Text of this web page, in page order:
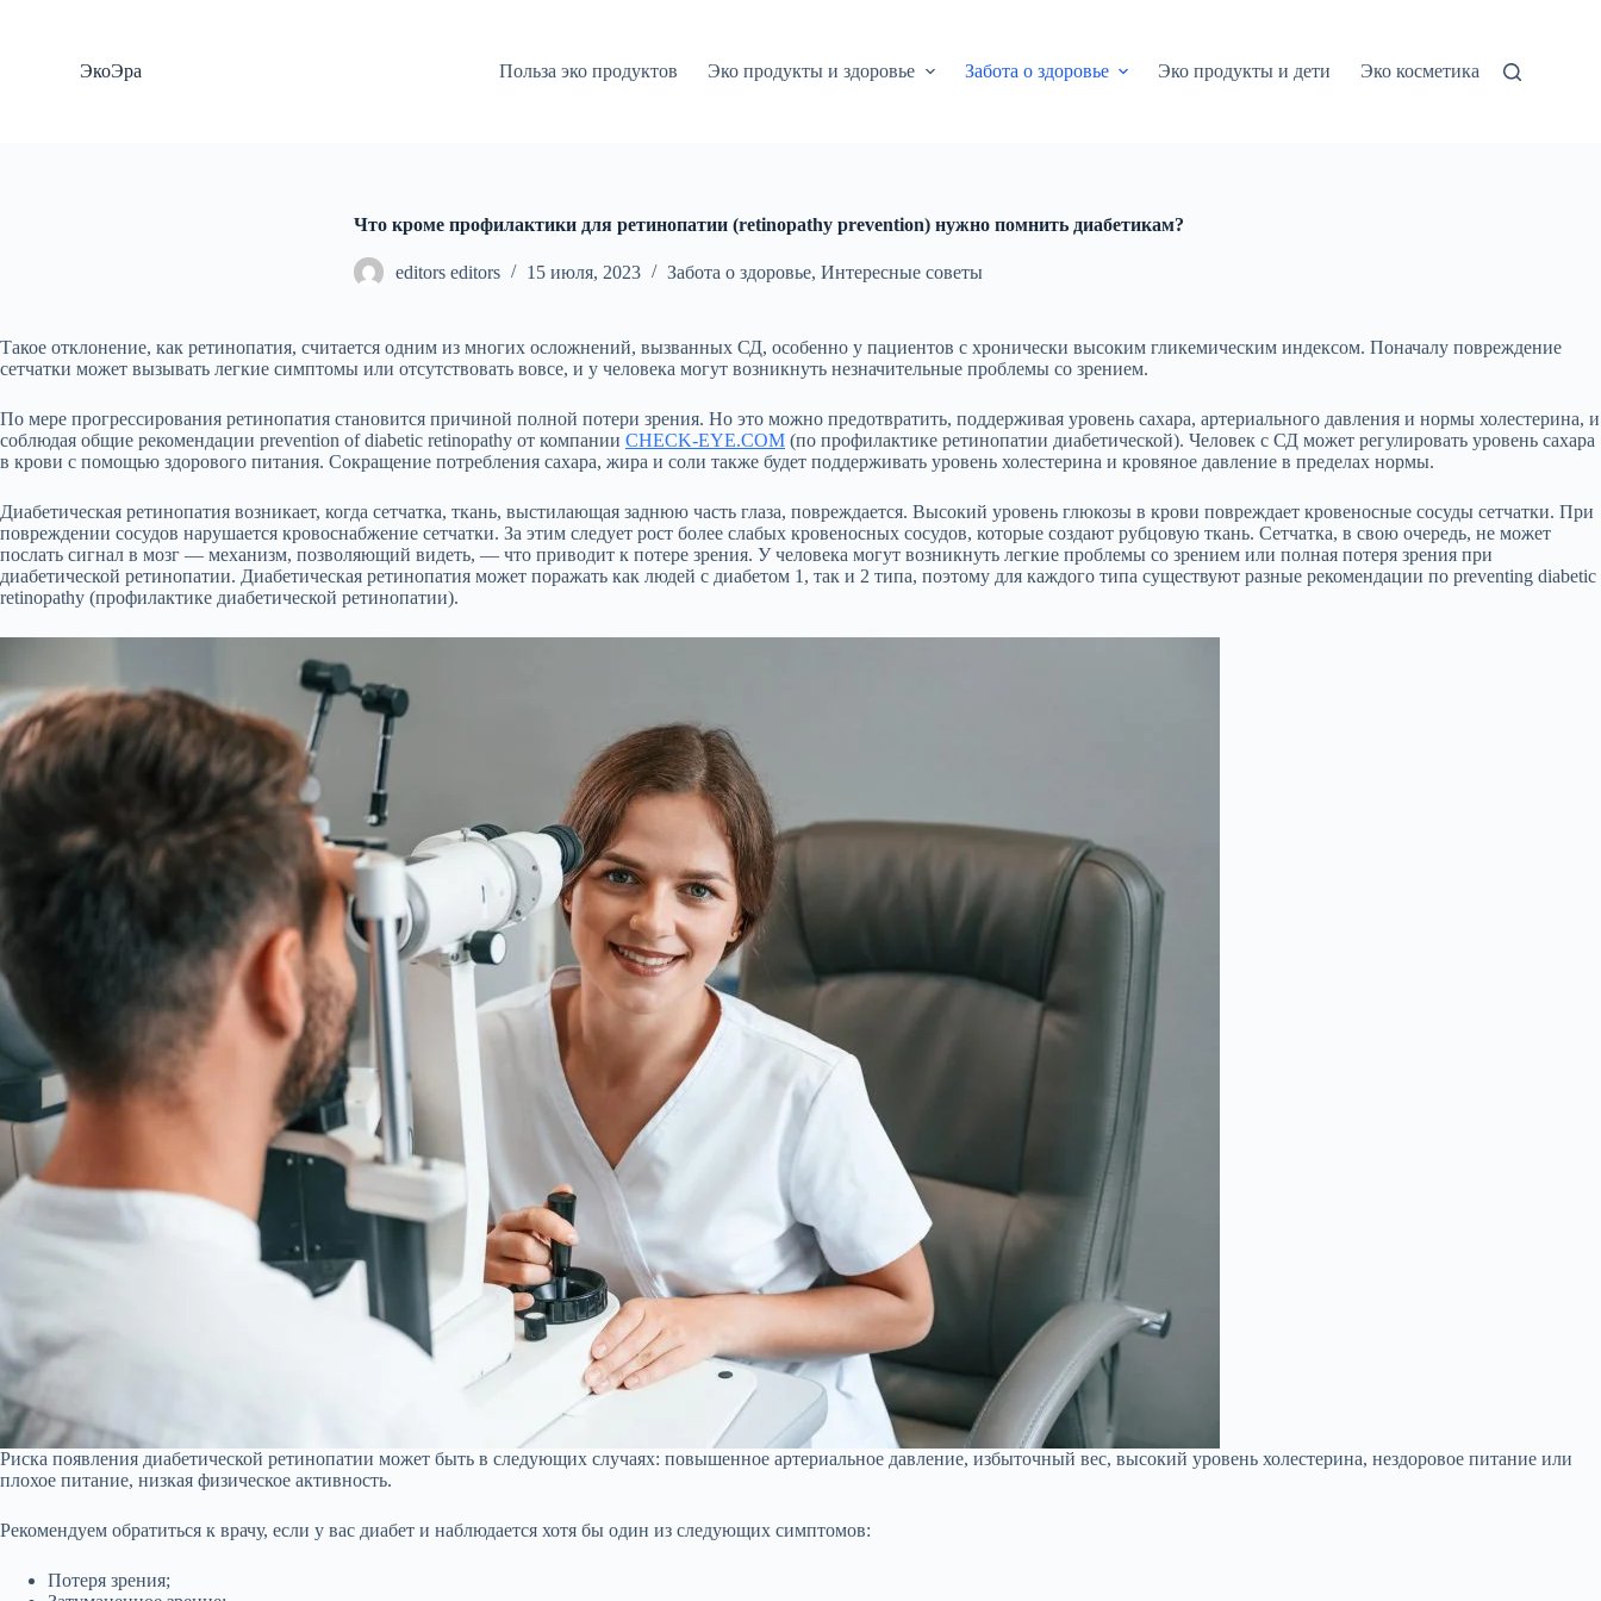
ЭкоЭра Польза эко продуктов Эко продукты и здоровье Забота о здоровье Эко продукты и дети Эко косметика
Что кроме профилактики для ретинопатии (retinopathy prevention) нужно помнить диабетикам?
editors editors 15 июля, 2023 Забота о здоровье, Интересные советы
Такое отклонение, как ретинопатия, считается одним из многих осложнений, вызванных СД, особенно у пациентов с хронически высоким гликемическим индексом. Поначалу повреждение
сетчатки может вызывать легкие симптомы или отсутствовать вовсе, и у человека могут возникнуть незначительные проблемы со зрением.
По мере прогрессирования ретинопатия становится причиной полной потери зрения. Но это можно предотвратить, поддерживая уровень сахара, артериального давления и нормы холестерина, и
соблюдая общие рекомендации prevention of diabetic retinopathy от компании CHECK-EYE.COM (по профилактике ретинопатии диабетической). Человек с СД может регулировать уровень сахара
в крови с помощью здорового питания. Сокращение потребления сахара, жира и соли также будет поддерживать уровень холестерина и кровяное давление в пределах нормы.
Диабетическая ретинопатия возникает, когда сетчатка, ткань, выстилающая заднюю часть глаза, повреждается. Высокий уровень глюкозы в крови повреждает кровеносные сосуды сетчатки. При
повреждении сосудов нарушается кровоснабжение сетчатки. За этим следует рост более слабых кровеносных сосудов, которые создают рубцовую ткань. Сетчатка, в свою очередь, не может
послать сигнал в мозг — механизм, позволяющий видеть, — что приводит к потере зрения. У человека могут возникнуть легкие проблемы со зрением или полная потеря зрения при
диабетической ретинопатии. Диабетическая ретинопатия может поражать как людей с диабетом 1, так и 2 типа, поэтому для каждого типа существуют разные рекомендации по preventing diabetic
retinopathy (профилактике диабетической ретинопатии).
Риска появления диабетической ретинопатии может быть в следующих случаях: повышенное артериальное давление, избыточный вес, высокий уровень холестерина, нездоровое питание или
плохое питание, низкая физическое активность.
Рекомендуем обратиться к врачу, если у вас диабет и наблюдается хотя бы один из следующих симптомов:
Потеря зрения;